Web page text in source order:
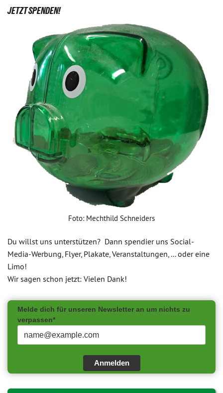
JETZT SPENDEN!
Foto: Mechthild Schneiders
Du willst uns unterstützen? Dann spendier uns Social-
Media-Werbung, Flyer, Plakate, Veranstaltungen, ... oder eine
Limo!
Wir sagen schon jetzt: Vielen Dank!
Melde dich für unseren Newsletter an um nichts zu
verpassen*
Anmelden